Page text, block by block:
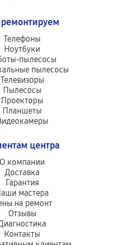
Телефоны
Ноутбуки
пылесосы
пылесосы
Телевизоры
Пылесосы
Проекторы
Планшеты
центра
О компании
Доставка
Гарантия
мастера
на ремонт
Отзывы
Контакты